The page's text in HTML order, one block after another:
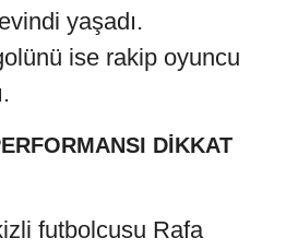
yaşadı.
ise rakip oyuncu
DİKKAT
futbolcusu Rafa